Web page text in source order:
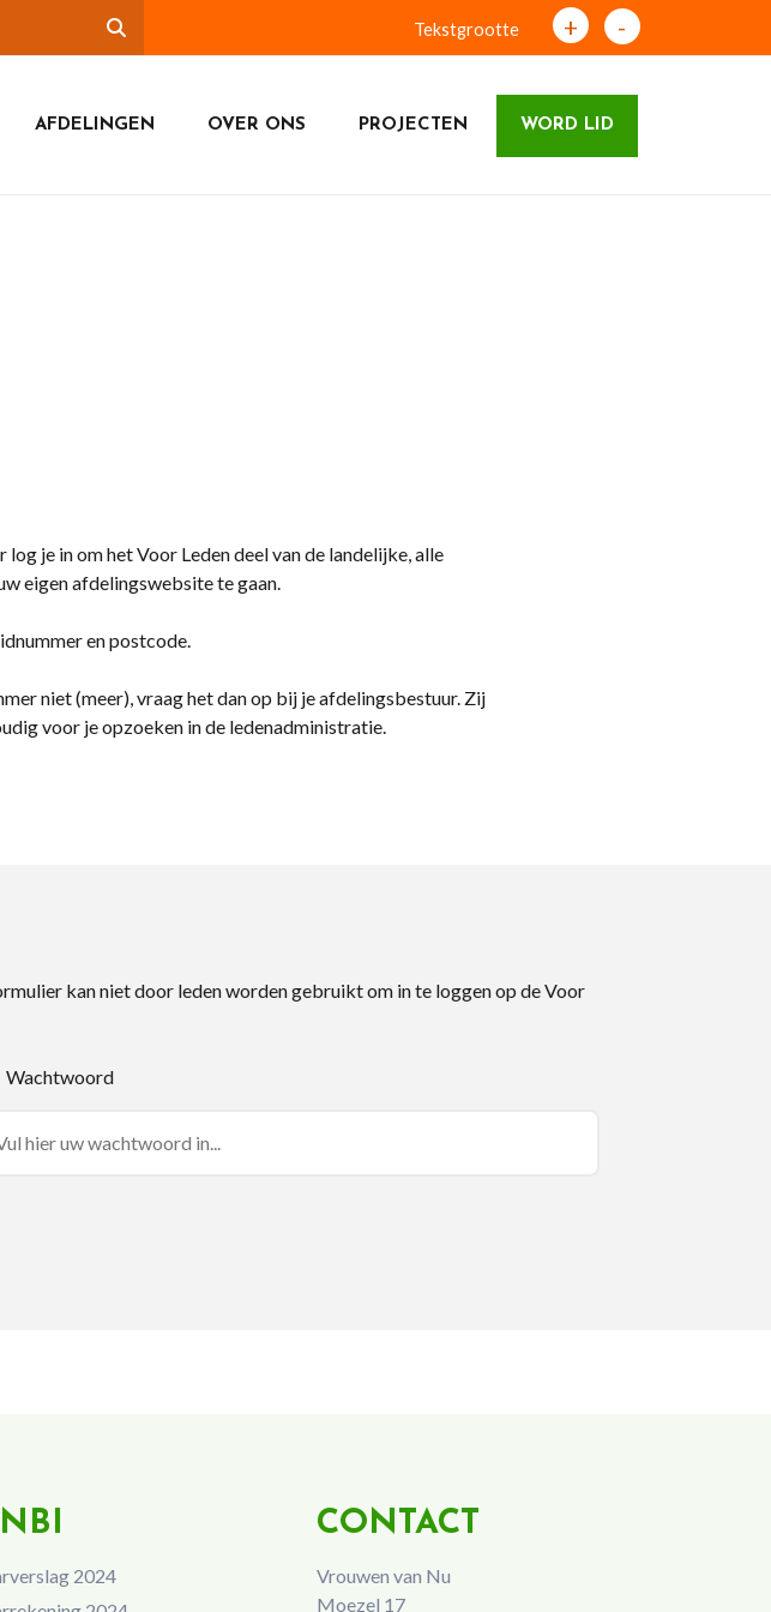
Tekstgrootte + -
AFDELINGEN OVER ONS PROJECTEN WORD LID
je in om het Voor Leden deel van de landelijke, alle
eigen afdelingswebsite te gaan.
en postcode.
niet (meer), vraag het dan op bij je afdelingsbestuur. Zij
voor je opzoeken in de ledenadministratie.
kan niet door leden worden gebruikt om in te loggen op de Voor
Wachtwoord
2024
CONTACT
Vrouwen van Nu
Moezel 17